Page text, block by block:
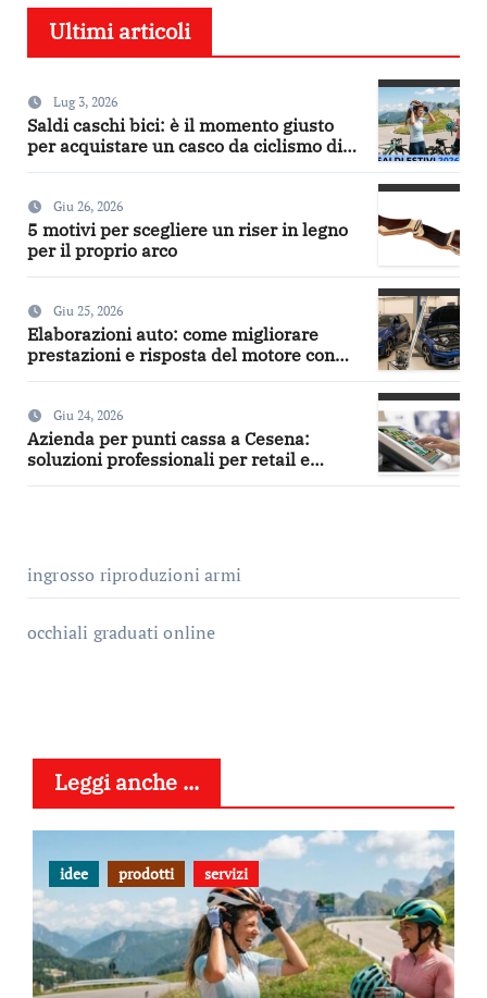
Ultimi articoli
Lug 3, 2026
Saldi caschi bici: è il momento giusto
per acquistare un casco da ciclismo di
Giu 26, 2026
5 motivi per scegliere un riser in legno
per il proprio arco
Giu 25, 2026
Elaborazioni auto: come migliorare
prestazioni e risposta del motore con
Giu 24, 2026
Azienda per punti cassa a Cesena:
soluzioni professionali per retail e
ingrosso riproduzioni armi
occhiali graduati online
Leggi anche ...
idee prodotti servizi